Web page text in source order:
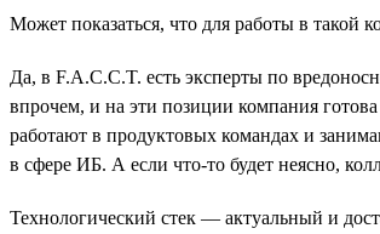
Может показаться, что для работы в
Да, в F.A.C.C.T. есть эксперты по
впрочем, и на эти позиции компания
работают в продуктовых командах и
в сфере ИБ. А если что-то будет неясно,
Технологический стек — актуальный и